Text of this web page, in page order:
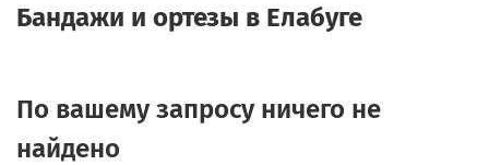
Бандажи и ортезы в Елабуге
По вашему запросу ничего не
найдено